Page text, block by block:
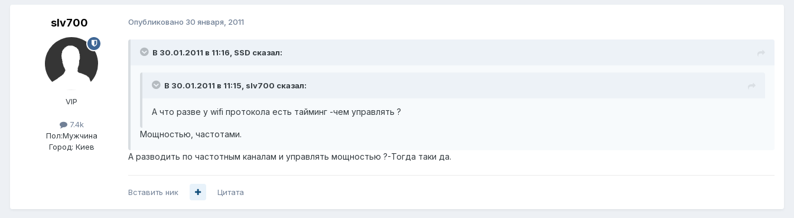
slv700
VIP
7.4k
Пол:Мужчина
Город: Киев
Опубликовано 30 января, 2011
В 30.01.2011 в 11:16, SSD сказал:
В 30.01.2011 в 11:15, slv700 сказал:
А что разве у wifi протокола есть тайминг -чем управлять ?
Мощностью, частотами.
А разводить по частотным каналам и управлять мощностью ?-Тогда таки да.
Вставить ник Цитата